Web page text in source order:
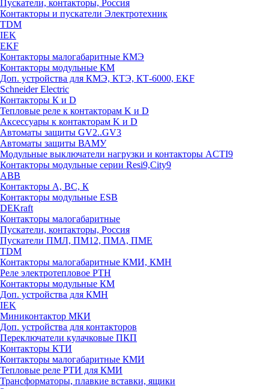
Пускатели, контакторы, Россия
Контакторы и пускатели Электротехник
TDM
IEK
EKF
Контакторы малогабаритные КМЭ
Контакторы модульные КМ
Доп. устройства для КМЭ, КТЭ, КТ-6000, EKF
Schneider Electric
Контакторы К и D
Тепловые реле к контакторам K и D
Аксессуары к контакторам K и D
Автоматы защиты GV2..GV3
Автоматы защиты ВАМУ
Модульные выключатели нагрузки и контакторы ACTI9
Контакторы модульные серии Resi9,City9
ABB
Контакторы А, ВС, К
Контакторы модульные ESB
DEKraft
Контакторы малогабаритные
Пускатели, контакторы, Россия
Пускатели ПМЛ, ПМ12, ПМА, ПМЕ
TDM
Контакторы малогабаритные КМИ, КМН
Реле электротепловое РТН
Контакторы модульные КМ
Доп. устройства для КМН
IEK
Миниконтактор МКИ
Доп. устройства для контакторов
Переключатели кулачковые ПКП
Контакторы КТИ
Контакторы малогабаритные КМИ
Тепловые реле РTИ для КМИ
Трансформаторы, плавкие вставки, ящики